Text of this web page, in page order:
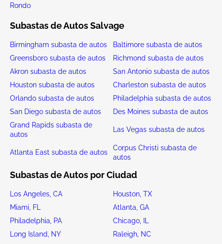
Rondo
Subastas de Autos Salvage
Birmingham subasta de autos
Baltimore subasta de autos
Greensboro subasta de autos
Richmond subasta de autos
Akron subasta de autos
San Antonio subasta de autos
Houston subasta de autos
Charleston subasta de autos
Orlando subasta de autos
Philadelphia subasta de autos
San Diego subasta de autos
Des Moines subasta de autos
Grand Rapids subasta de
autos
Las Vegas subasta de autos
Atlanta East subasta de autos
Corpus Christi subasta de
autos
Subastas de Autos por Ciudad
Los Angeles, CA
Houston, TX
Miami, FL
Atlanta, GA
Philadelphia, PA
Chicago, IL
Long Island, NY
Raleigh, NC